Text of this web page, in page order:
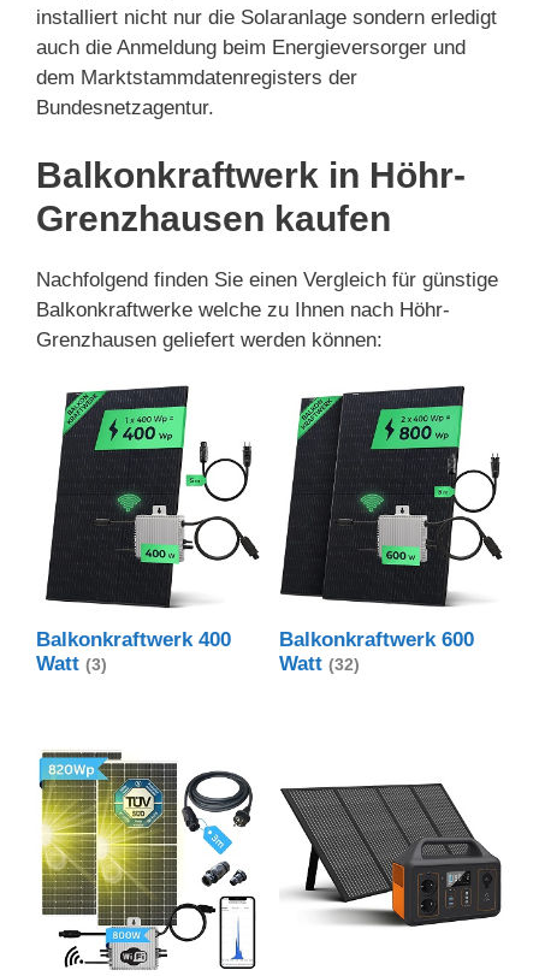
installiert nicht nur die Solaranlage sondern erledigt
auch die Anmeldung beim Energieversorger und
dem Marktstammdatenregisters der
Bundesnetzagentur.
Balkonkraftwerk in Höhr-
Grenzhausen kaufen
Nachfolgend finden Sie einen Vergleich für günstige
Balkonkraftwerke welche zu Ihnen nach Höhr-
Grenzhausen geliefert werden können:
Balkonkraftwerk 400
Watt (3)
Balkonkraftwerk 600
Watt (32)